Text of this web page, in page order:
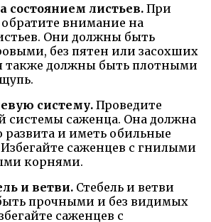
состоянием листьев. При
внимание на
Они должны быть
без пятен или засохших
также должны быть плотными
систему. Проведите
системы саженца. Она должна
развита и иметь обильные
саженцев с гнилыми
корнями.
и ветви. Стебель и ветви
прочными и без видимых
саженцев с